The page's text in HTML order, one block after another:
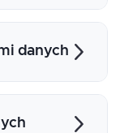
i jego rola
danych